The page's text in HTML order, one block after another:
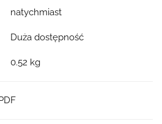
natychmiast
Duża dostępność
0.52 kg